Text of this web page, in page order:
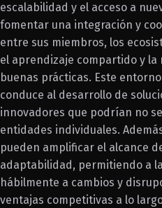
escalabilidad y el acceso a
fomentar una integración y
entre sus miembros, los
el aprendizaje compartido y la
buenas prácticas. Este
conduce al desarrollo de
innovadores que podrían no
entidades individuales.
pueden amplificar el alcance
adaptabilidad, permitiendo a
hábilmente a cambios y
ventajas competitivas a lo